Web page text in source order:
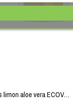
Lavavajillas limon aloe vera ECOVER 450 ml